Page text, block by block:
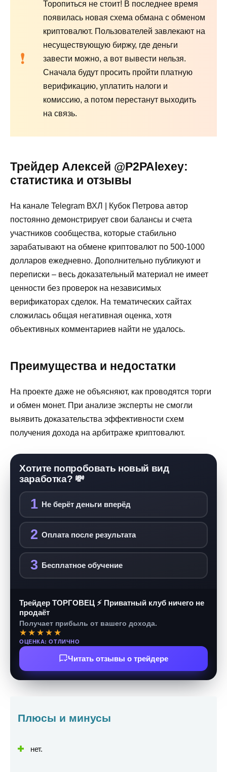
Торопиться не стоит! В последнее время
появилась новая схема обмана с обменом
криптовалют. Пользователей завлекают на
несуществующую биржу, где деньги
завести можно, а вот вывести нельзя.
Сначала будут просить пройти платную
верификацию, уплатить налоги и
комиссию, а потом перестанут выходить
на связь.
Трейдер Алексей @P2PAlexey:
статистика и отзывы
На канале Telegram ВХЛ | Кубок Петрова автор
постоянно демонстрирует свои балансы и счета
участников сообщества, которые стабильно
зарабатывают на обмене криптовалют по 500-1000
долларов ежедневно. Дополнительно публикуют и
переписки – весь доказательный материал не имеет
ценности без проверок на независимых
верификаторах сделок. На тематических сайтах
сложилась общая негативная оценка, хотя
объективных комментариев найти не удалось.
Преимущества и недостатки
На проекте даже не объясняют, как проводятся торги
и обмен монет. При анализе эксперты не смогли
выявить доказательства эффективности схем
получения дохода на арбитраже криптовалют.
Хотите попробовать новый вид
заработка? 💸
1 Не берёт деньги вперёд
2 Оплата после результата
3 Бесплатное обучение
Трейдер ТОРГОВЕЦ ⚡ Приватный клуб ничего не
продаёт
Получает прибыль от вашего дохода.
★★★★★
ОЦЕНКА: ОТЛИЧНО
Читать отзывы о трейдере
Плюсы и минусы
нет.